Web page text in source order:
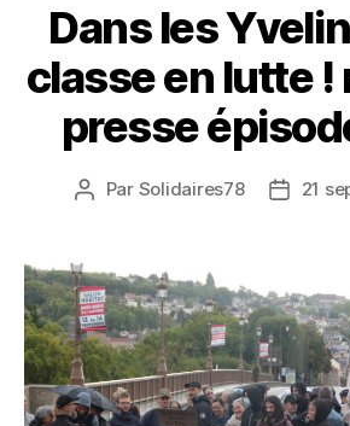
Dans les
classe en lutte !
presse
Auteur
Par Solidaires78
Date
21